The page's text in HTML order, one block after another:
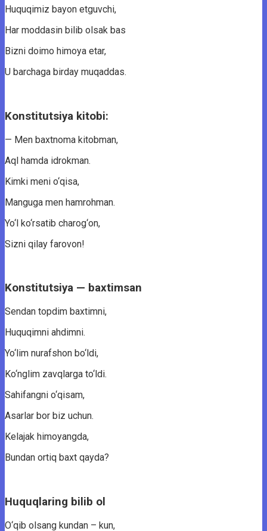
Huquqimiz bayon etguvchi,
Har moddasin bilib olsak bas
Bizni doimo himoya etar,
U barchaga birday muqaddas.
Konstitutsiya kitobi:
— Men baxtnoma kitobman,
Aql hamda idrokman.
Kimki meni o‘qisa,
Manguga men hamrohman.
Yo‘l ko‘rsatib charog‘on,
Sizni qilay farovon!
Konstitutsiya — baxtimsan
Sendan topdim baxtimni,
Huquqimni ahdimni.
Yo‘lim nurafshon bo‘ldi,
Ko‘nglim zavqlarga to‘ldi.
Sahifangni o‘qisam,
Asarlar bor biz uchun.
Kelajak himoyangda,
Bundan ortiq baxt qayda?
Huquqlaring bilib ol
O‘qib olsang kundan – kun,